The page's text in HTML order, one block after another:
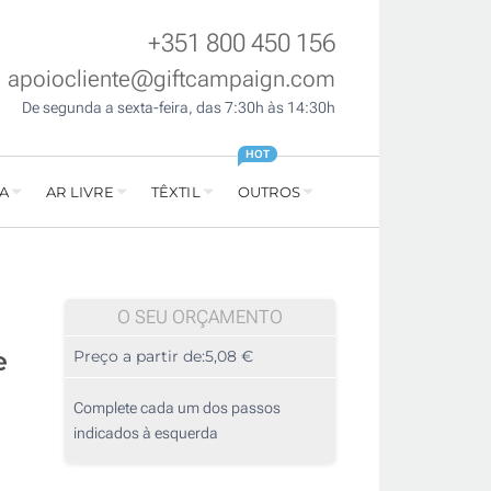
+351 800 450 156
apoiocliente@giftcampaign.com
De segunda a sexta-feira, das 7:30h às 14:30h
AR LIVRE TÊXTIL OUTROS
HOT
O SEU ORÇAMENTO
Preço a partir de:5,08 €
Complete cada um dos passos
indicados à esquerda